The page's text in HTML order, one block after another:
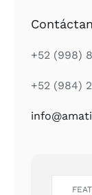
+52 (998)
+52 (984)